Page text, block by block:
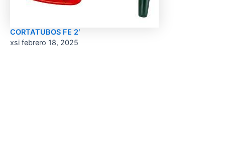
CORTATUBOS FE 2′
xsi febrero 18, 2025